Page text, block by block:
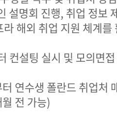
설명회 진행, 취업 정보
해외 취업 지원 체계를
컨설팅 실시 및 모의면
연수생 폴란드 취업처
전 가능)